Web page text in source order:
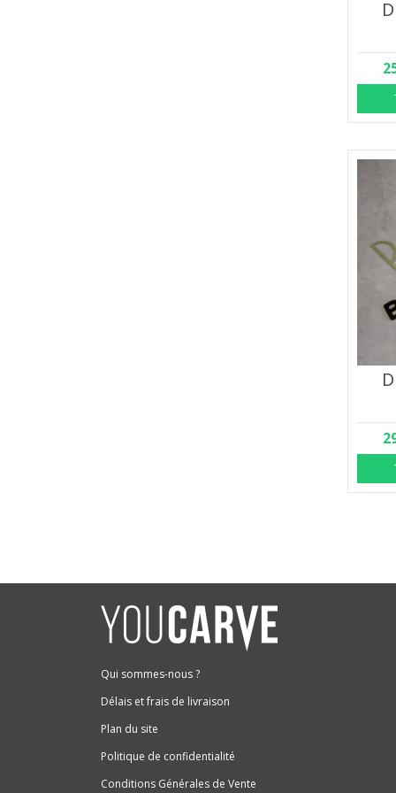
Qui sommes-nous ?
Délais et frais de livraison
Plan du site
Politique de confidentialité
Conditions Générales de Vente